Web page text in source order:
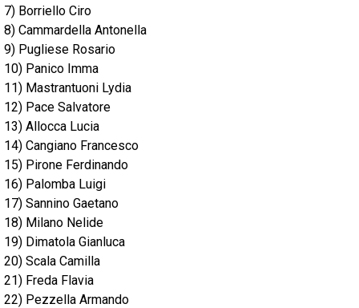
7) Borriello Ciro
8) Cammardella Antonella
9) Pugliese Rosario
10) Panico Imma
11) Mastrantuoni Lydia
12) Pace Salvatore
13) Allocca Lucia
14) Cangiano Francesco
15) Pirone Ferdinando
16) Palomba Luigi
17) Sannino Gaetano
18) Milano Nelide
19) Dimatola Gianluca
20) Scala Camilla
21) Freda Flavia
22) Pezzella Armando